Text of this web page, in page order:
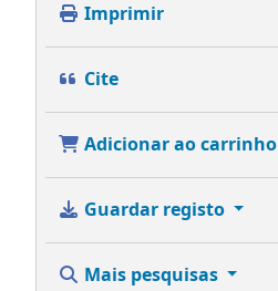
Imprimir
Cite
Adicionar ao carrinho
Guardar registo
Mais pesquisas